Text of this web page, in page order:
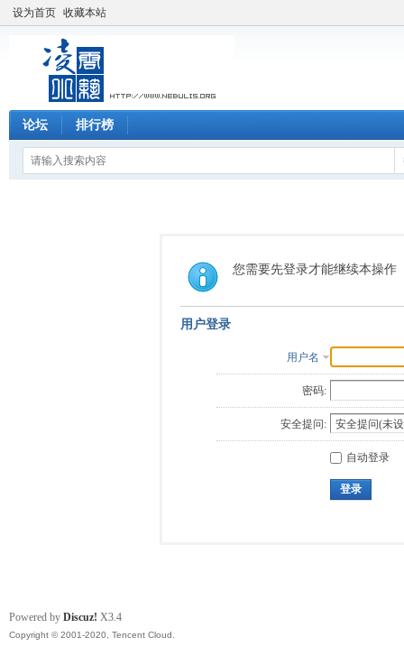
设为首页 收藏本站
论坛 排行榜
您需要先登录才能继续本操作
用户登录
用户名
密码:
安全提问:
自动登录
登录
Powered by Discuz! X3.4
Copyright © 2001-2020, Tencent Cloud.